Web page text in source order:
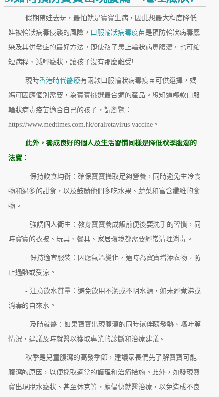
假期帶娃去玩，最怕就是寶寶生病，因此想最大程度降低
娃被輪狀病毒侵襲的風險， 口服輪狀病毒疫苗是預防輪狀病毒感
染及其併發症的最好方法，即使孩子患上輪狀病毒腹瀉，也可縮
短病程、減輕癥狀，讓孩子沒有那麼難受!
現時香港時代醫療有兩款口服輪狀病毒疫苗可供選擇，媽
媽可因應個別需要，為寶寶挑選最合適的產品。想知道哪款口服
輪狀病毒疫苗適合自己的孩子，請瀏覽：
https://www.medtimes.com.hk/oralrotavirus-vaccine。
此外，養成良好的個人及生活習慣同樣是降低秋季腹瀉的
法寶：
- 保持飲食均衡：確保寶寶攝取足夠營養，同時避免生冷食
物和過多的甜食，以及鼓勵他們多吃水果、蔬菜和富含纖維的食
物。
- 強調個人衛生：教育寶寶養成飯前便後要洗手的習慣，同
時寶寶的衣被、玩具、餐具、家居環境都需要經常清理消毒。
- 保持適宜服裝：因應氣溫變化，適時為寶寶增添衣物，防
止過熱或受涼。
- 注意飲水質量：避免飲用不潔或不明水源，如未經煮沸或
消毒的自來水。
- 及時就醫：如果寶寶出現腹瀉的同時還伴隨發熱、嘔吐等
情況，建議及時就醫以獲取專業的診斷和治療建議。
秋季是兒童腹瀉的高發季節，建議家長們先了解寶寶可能
腹瀉的原因，以便採取適當的護理和治療措施。此外，如發現寶
寶出現脫水癥狀、甚至休克等，應儘快就醫治療，以免造成不良